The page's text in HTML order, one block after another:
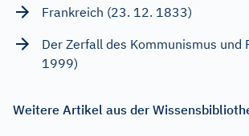
Frankreich (23. 12. 1833)
Der Zerfall des Kommunismus und
1999)
Weitere Artikel aus der